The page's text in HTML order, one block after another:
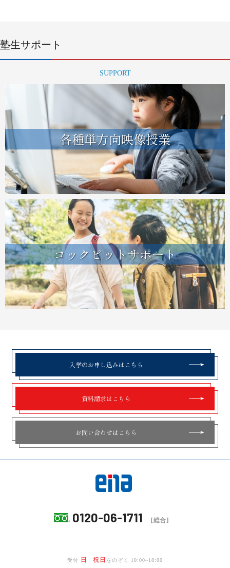
塾生サポート
SUPPORT
各種単方向映像授業
コックピットサポート
入学のお申し込みはこちら
資料請求はこちら
お問い合わせはこちら
0120-06-1711 [総合]
受付 日 ・ 祝日 をのぞく 10:00~18:00